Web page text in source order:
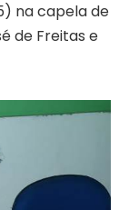
na capela de
de Freitas e